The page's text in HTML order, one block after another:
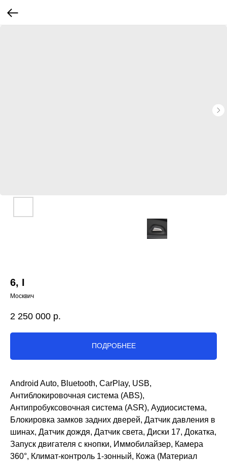
6, I
Москвич
2 250 000 р.
ПОДРОБНЕЕ
Android Auto, Bluetooth, CarPlay, USB,
Антиблокировочная система (ABS),
Антипробуксовочная система (ASR), Аудиосистема,
Блокировка замков задних дверей, Датчик давления в
шинах, Датчик дождя, Датчик света, Диски 17, Докатка,
Запуск двигателя с кнопки, Иммобилайзер, Камера
360°, Климат-контроль 1-зонный, Кожа (Материал